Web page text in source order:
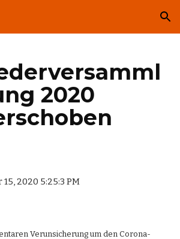
Skip to navigation
2020
2020 5:25:3 PM
Verunsicherung um den Corona-